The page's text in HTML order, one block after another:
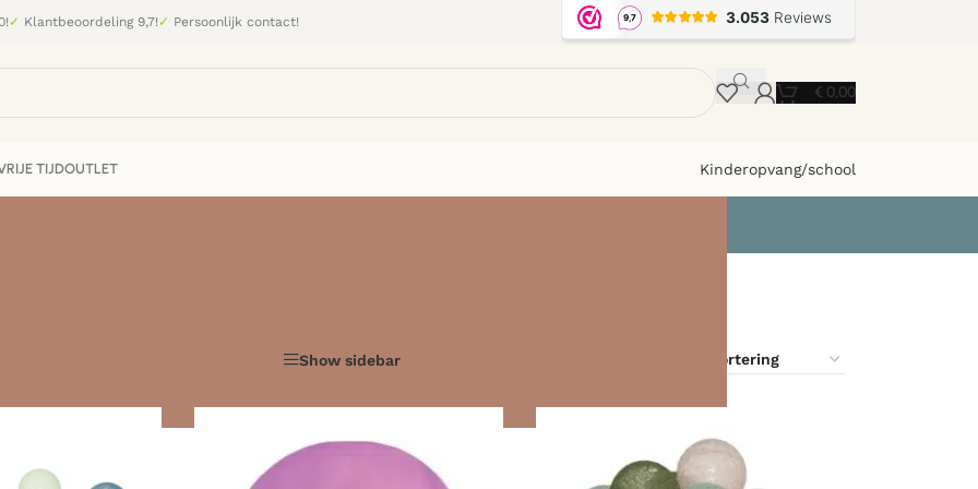
✓ Klantbeoordeling 9,7!✓ Persoonlijk contact!
€ 0,00
TIJDOUTLET Kinderopvang/school
Show sidebar